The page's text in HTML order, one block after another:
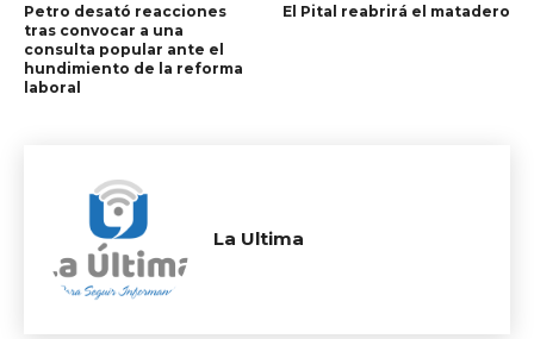
Petro desató reacciones
tras convocar a una
consulta popular ante el
hundimiento de la reforma
laboral
El Pital reabrirá el matadero
La Ultima